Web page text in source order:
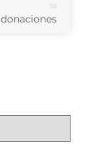
donaciones